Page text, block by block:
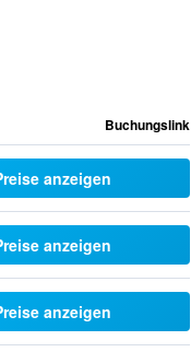
Buchungslink
anzeigen
anzeigen
anzeigen